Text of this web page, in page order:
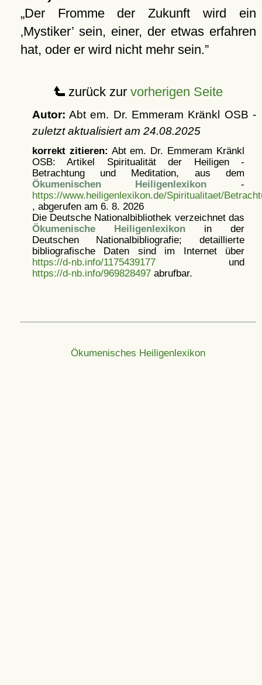
Der Fromme der Zukunft wird ein
Mystikersein, einer, der etwas erfahren
hat, oder er wird nicht mehr sein.
zurück zurvorherigen Seite
Autor: Abt em. Dr. Emmeram Kränkl OSB -
zuletzt aktualisiert am 24.08.2025
korrekt zitieren: Abt em. Dr. Emmeram Kränkl
OSB: Artikel Spiritualität der Heiligen -
Betrachtung und Meditation, aus dem
Ökumenischen Heiligenlexikon -
https://www.heiligenlexikon.de/Spiritualitaet/
, abgerufen am 6. 8. 2026
Die Deutsche Nationalbibliothek verzeichnet das
Ökumenische Heiligenlexikonin der
Deutschen Nationalbibliografie; detaillierte
bibliografische Daten sind im Internet über
https://d-nb.info/1175439177und
https://d-nb.info/969828497abrufbar.
Ökumenisches Heiligenlexikon